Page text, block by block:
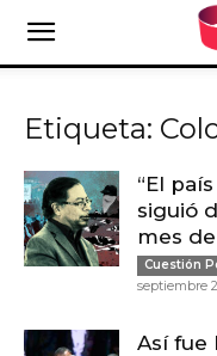
Etiqueta:
“El
siguió
mes
Cuestión
septiembre
Así fue